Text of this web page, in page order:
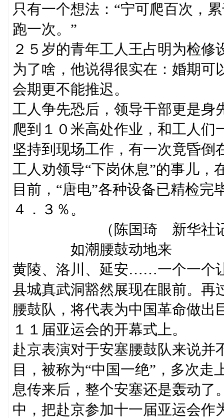
只有一个想法：“宁可爬百次，
跑一次。”
２５岁的青年工人王占明为检
为了啥，他说得很实在：婚期可
会期更不能推迟。
工人争先恐后，领导干部更是身
爬到１０米高处作业，和工人们
坚持到现场工作，有一次竟昏倒
工人劝领导“下岗休息”的事儿，
目前，“唐电”各种设备已精检
４．３％。
（陈国琦 新华社记
如潮腰鼓动地来
黄陵、洛川、延安……一个一个
县城真武洞豁然展现在眼前。再
腰鼓队，将代表为中国革命做出
１１届亚运会的开幕式上。
赴京表演对于安塞腰鼓队来说并
目，被称为“中国一绝”，多次
息传来后，整个安塞还是轰动了
中，把赴京参加十一届亚运会作